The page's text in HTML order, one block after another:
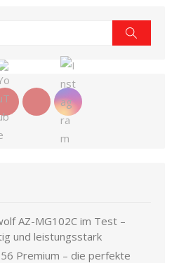
AZ-MG102C im Test –
und leistungsstark
Premium – die perfekte